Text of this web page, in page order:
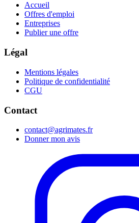
Accueil
Offres d'emploi
Entreprises
Publier une offre
Légal
Mentions légales
Politique de confidentialité
CGU
Contact
contact@agrimates.fr
Donner mon avis